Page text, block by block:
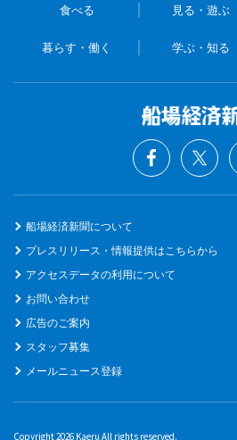
食べる 見る・遊ぶ
暮らす・働く 学ぶ・知る
船場経済新聞について
プレスリリース・情報提供はこちらから
アクセスデータの利用について
お問い合わせ
広告のご案内
スタッフ募集
メールニュース登録
Copyright 2026 Kaeru All rights reserved.